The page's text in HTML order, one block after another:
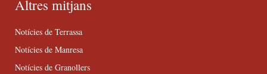
Altres mitjans
Notícies de Terrassa
Notícies de Manresa
Notícies de Granollers